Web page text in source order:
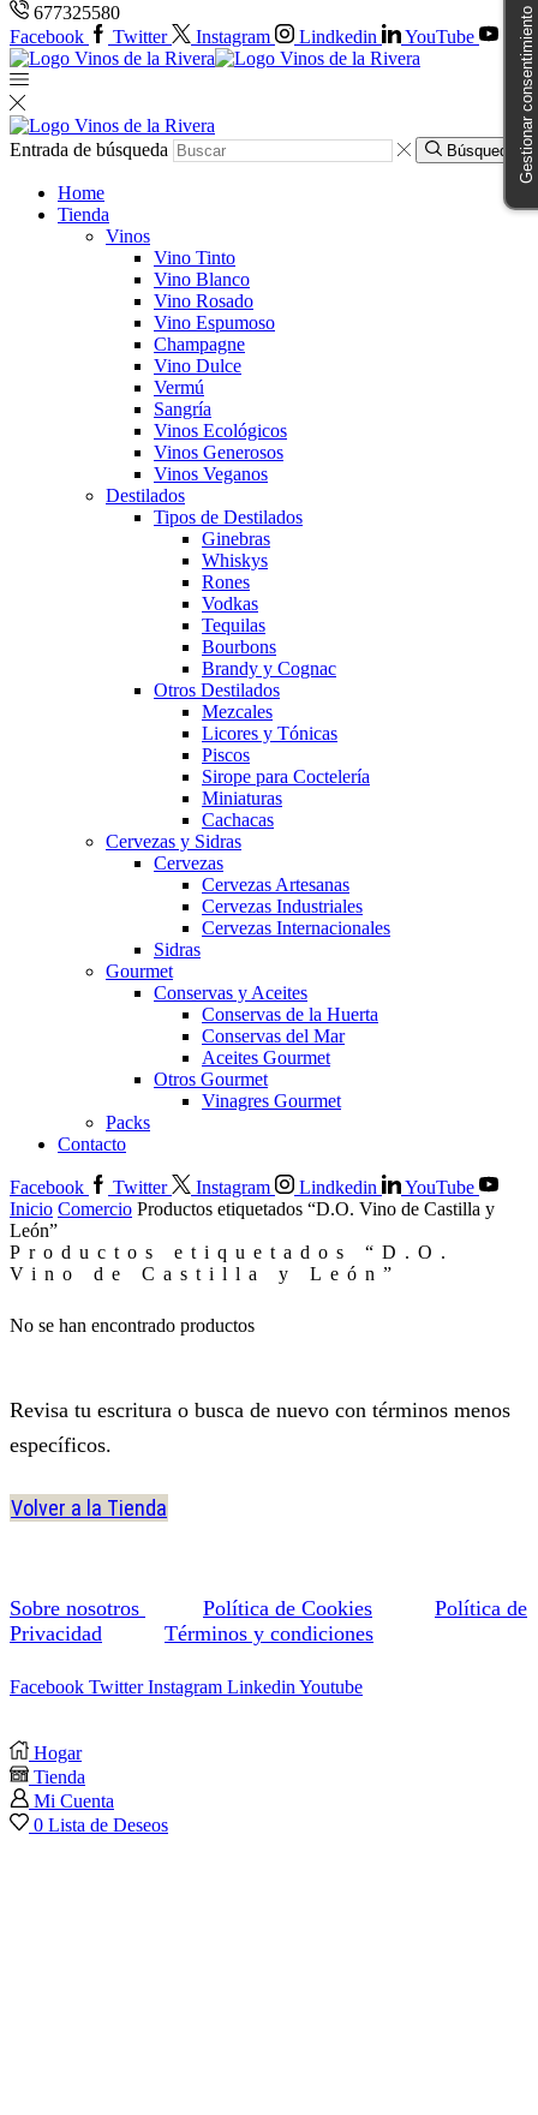
677325580
Facebook
Twitter Instagram Lindkedin YouTube
Entrada de búsqueda Búsqueda
Home
Tienda
Vinos
Vino Tinto
Vino Blanco
Vino Rosado
Vino Espumoso
Champagne
Vino Dulce
Vermú
Sangría
Vinos Ecológicos
Vinos Generosos
Vinos Veganos
Destilados
Tipos de Destilados
Ginebras
Whiskys
Rones
Vodkas
Tequilas
Bourbons
Brandy y Cognac
Otros Destilados
Mezcales
Licores y Tónicas
Piscos
Sirope para Coctelería
Miniaturas
Cachacas
Cervezas y Sidras
Cervezas
Cervezas Artesanas
Cervezas Industriales
Cervezas Internacionales
Sidras
Gourmet
Conservas y Aceites
Conservas de la Huerta
Conservas del Mar
Aceites Gourmet
Otros Gourmet
Vinagres Gourmet
Packs
Contacto
Facebook Twitter Instagram Lindkedin
YouTube
Inicio Comercio Productos etiquetados “D.O. Vino de Castilla y
León”
Productos etiquetados “D.O.
Vino de Castilla y León”
No se han encontrado productos
Revisa tu escritura o busca de nuevo con términos menos
específicos.
Volver a la Tienda
Sobre nosotros Política de Cookies
Política de
Privacidad
Términos y condiciones
Facebook Twitter Instagram Linkedin Youtube
Hogar
Tienda
Mi Cuenta
0 Lista de Deseos
Gestionar consentimiento